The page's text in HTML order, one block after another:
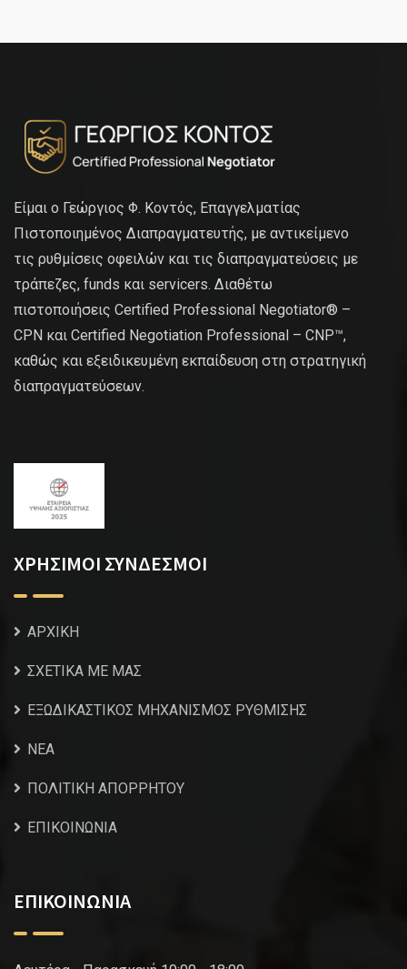
Είμαι ο Γεώργιος Φ. Κοντός, Επαγγελματίας
Πιστοποιημένος Διαπραγματευτής, με αντικείμενο
τις ρυθμίσεις οφειλών και τις διαπραγματεύσεις με
τράπεζες, funds και servicers. Διαθέτω
πιστοποιήσεις Certified Professional Negotiator® –
CPN και Certified Negotiation Professional – CNP™,
καθώς και εξειδικευμένη εκπαίδευση στη στρατηγική
διαπραγματεύσεων.
ΧΡΗΣΙΜΟΙ ΣΥΝΔΕΣΜΟΙ
ΑΡΧΙΚΗ
ΣΧΕΤΙΚΑ ΜΕ ΜΑΣ
ΕΞΩΔΙΚΑΣΤΙΚΟΣ ΜΗΧΑΝΙΣΜΟΣ ΡΥΘΜΙΣΗΣ
NEA
ΠΟΛΙΤΙΚΗ ΑΠΟΡΡΗΤΟΥ
ΕΠΙΚΟΙΝΩΝΙΑ
ΕΠΙΚΟΙΝΩΝΙΑ